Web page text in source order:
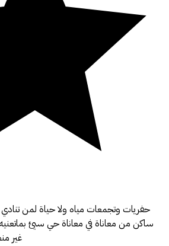
حفريات وتجمعات مياه ولا حياة لمن
ساكن من معاناة في معاناة حي سيئ
غير